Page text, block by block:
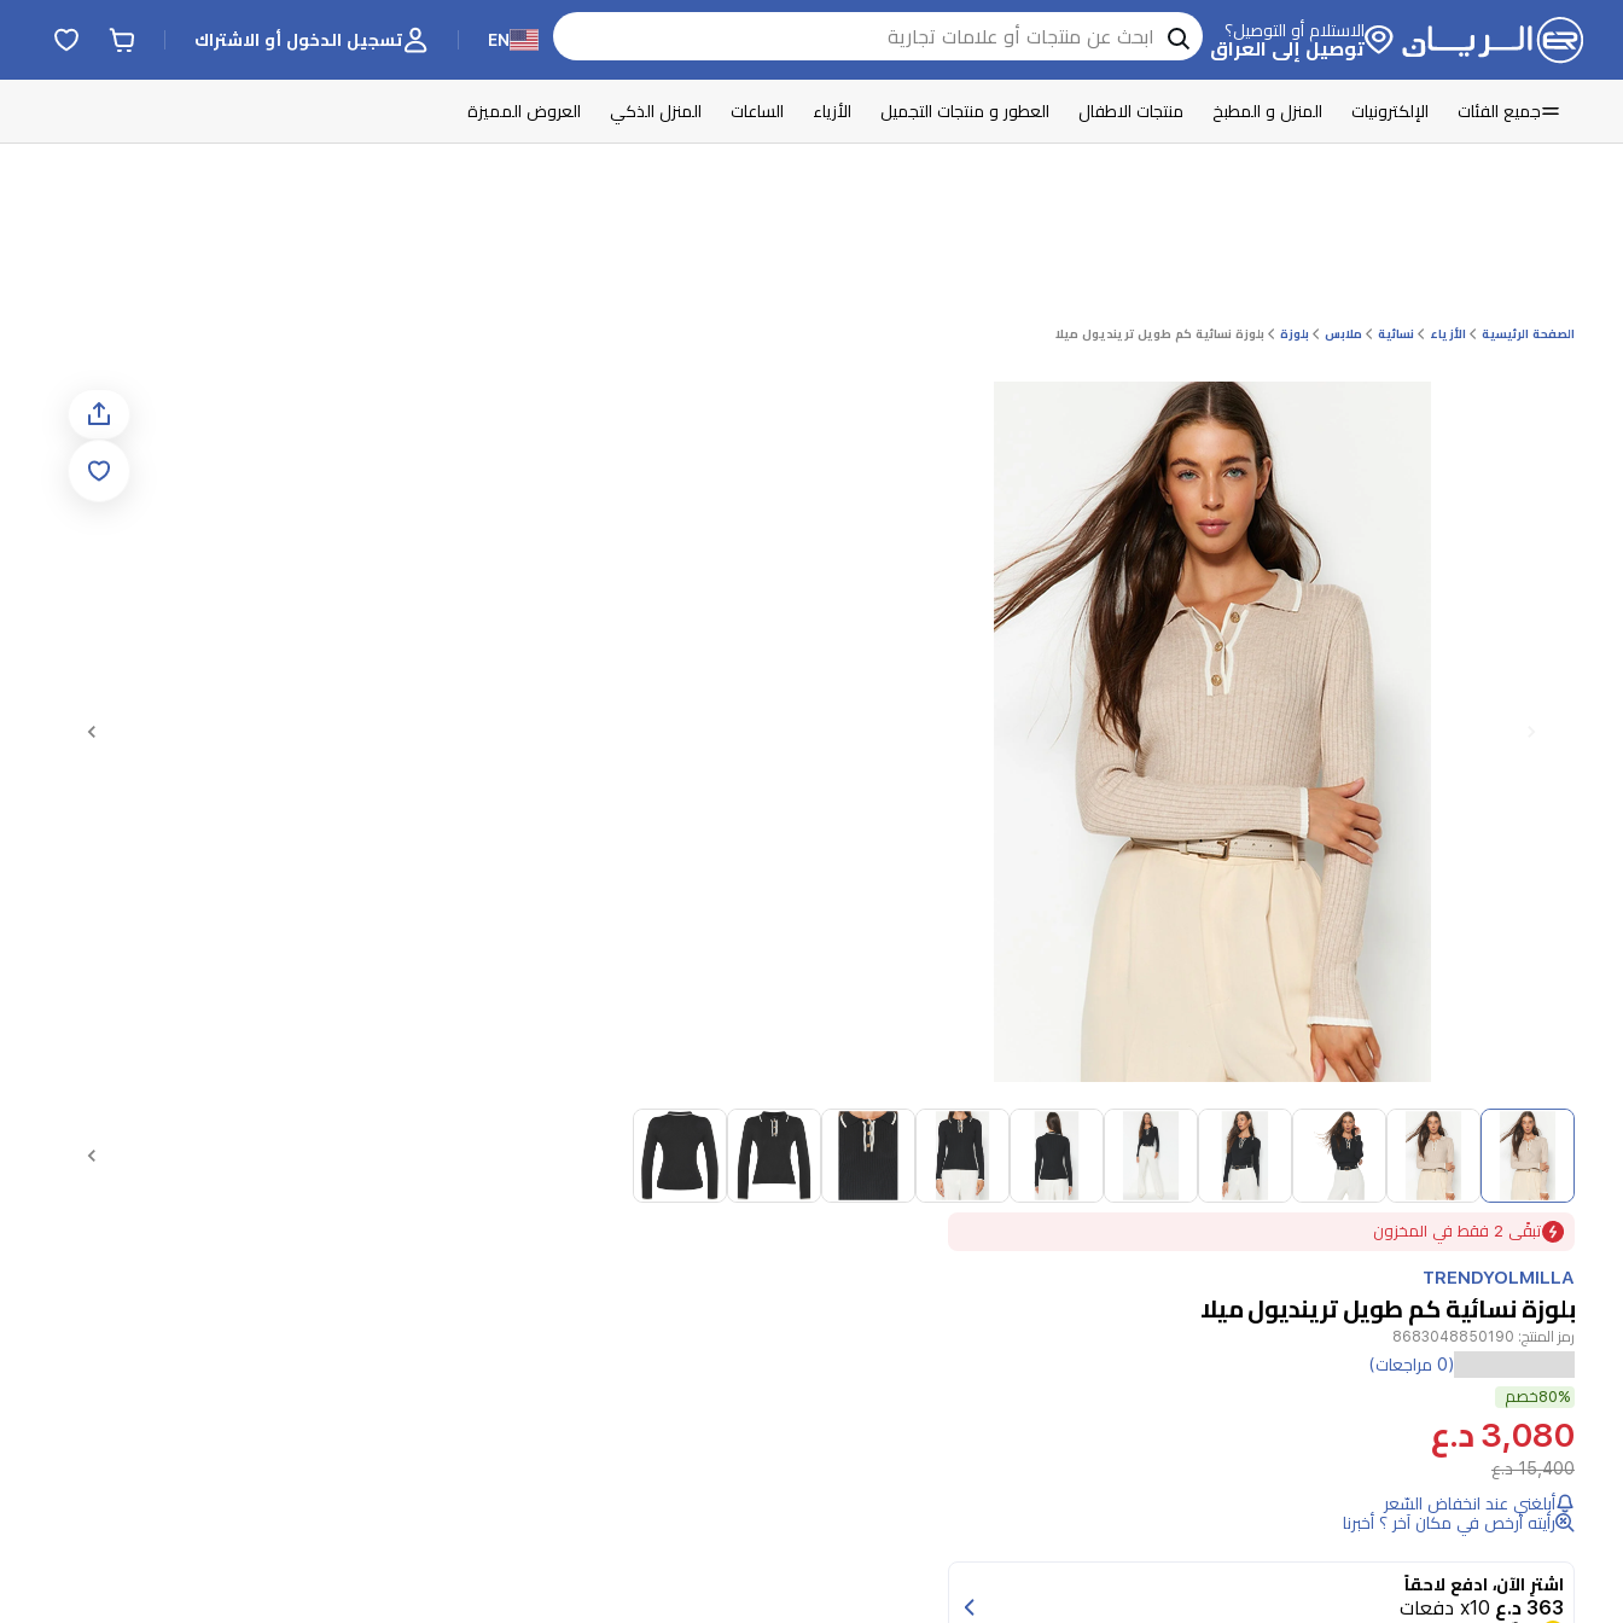
الاستلام أو التوصيل؟
توصيل إلى العراق EN تسجيل الدخول أو الاشتراك
جميع الفئات الإلكترونيات المنزل و المطبخ منتجات الاطفال العطور و منتجات التجميل الأزياء الساعات المنزل الذكي العروض المميزة
الصفحة الرئيسية الأزياء نسائية ملابس بلوزة بلوزة نسائية كم طويل ترينديول ميلا
Item
10
تبقًى 2 فقط في المخزون
TRENDYOLMILLA
بلوزة نسائية كم طويل ترينديول ميلا
رمز المنتج: 8683048850190
(0 مراجعات)
80%خصم
3,080 د.ع
15,400 د.ع
أبلغني عند انخفاض السّعر
رأيته أرخص في مكان آخر ؟ أخبرنا
اشترِ الآن، ادفع لاحقاً
363 د.ع x10 دفعات